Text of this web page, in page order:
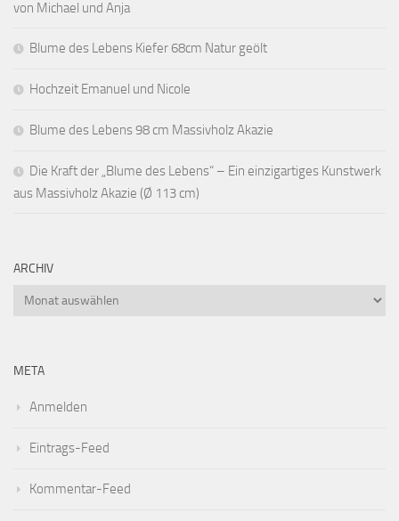
von Michael und Anja
Blume des Lebens Kiefer 68cm Natur geölt
Hochzeit Emanuel und Nicole
Blume des Lebens 98 cm Massivholz Akazie
Die Kraft der „Blume des Lebens“ – Ein einzigartiges Kunstwerk
aus Massivholz Akazie (Ø 113 cm)
ARCHIV
Archiv
META
Anmelden
Eintrags-Feed
Kommentar-Feed